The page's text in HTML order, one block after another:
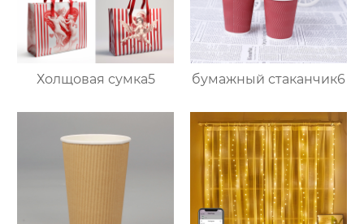
Холщовая сумка5 бумажный стаканчик6